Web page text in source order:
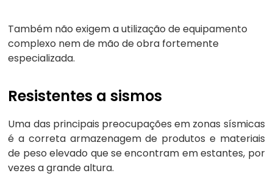
Também não exigem a utilização de equipamento
complexo nem de mão de obra fortemente
especializada.
Resistentes a sismos
Uma das principais preocupações em zonas sísmicas
é a correta armazenagem de produtos e materiais
de peso elevado que se encontram em estantes, por
vezes a grande altura.